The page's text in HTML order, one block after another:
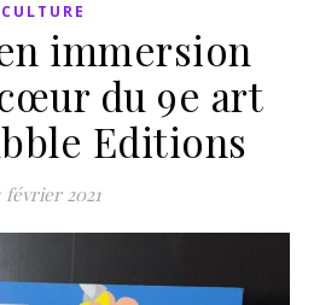
CULTURE
immersion
du 9e art
Editions
février 2021